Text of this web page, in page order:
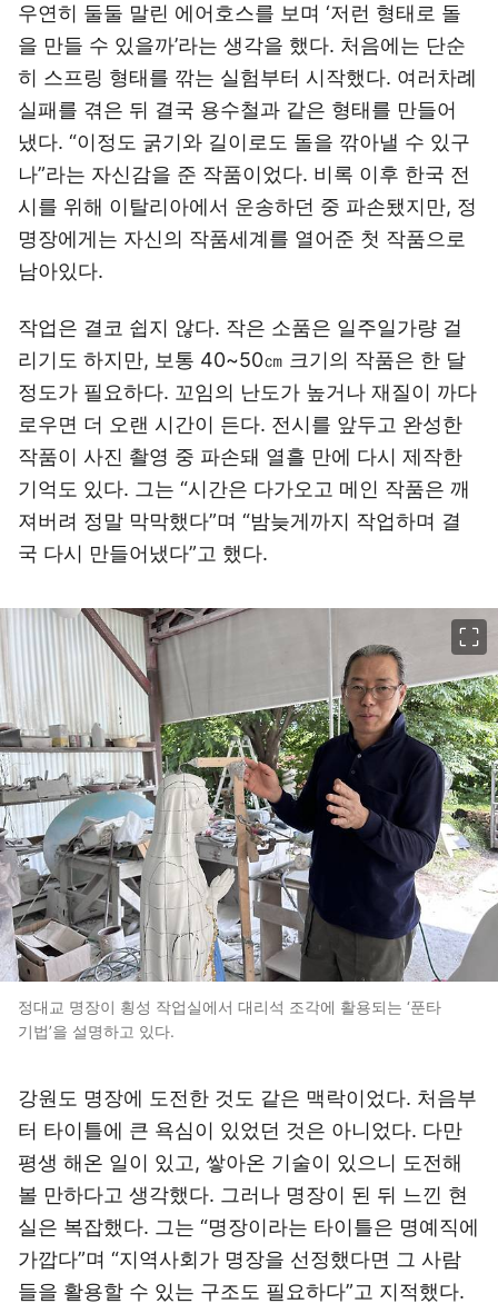
우연히 둘둘 말린 에어호스를 보며 ‘저런 형태로 돌
을 만들 수 있을까’라는 생각을 했다. 처음에는 단순
히 스프링 형태를 깎는 실험부터 시작했다. 여러차례
실패를 겪은 뒤 결국 용수철과 같은 형태를 만들어
냈다. “이정도 굵기와 길이로도 돌을 깎아낼 수 있구
나”라는 자신감을 준 작품이었다. 비록 이후 한국 전
시를 위해 이탈리아에서 운송하던 중 파손됐지만, 정
명장에게는 자신의 작품세계를 열어준 첫 작품으로
남아있다.
작업은 결코 쉽지 않다. 작은 소품은 일주일가량 걸
리기도 하지만, 보통 40~50㎝ 크기의 작품은 한 달
정도가 필요하다. 꼬임의 난도가 높거나 재질이 까다
로우면 더 오랜 시간이 든다. 전시를 앞두고 완성한
작품이 사진 촬영 중 파손돼 열흘 만에 다시 제작한
기억도 있다. 그는 “시간은 다가오고 메인 작품은 깨
져버려 정말 막막했다”며 “밤늦게까지 작업하며 결
국 다시 만들어냈다”고 했다.
정대교 명장이 횡성 작업실에서 대리석 조각에 활용되는 ‘푼타
기법’을 설명하고 있다.
강원도 명장에 도전한 것도 같은 맥락이었다. 처음부
터 타이틀에 큰 욕심이 있었던 것은 아니었다. 다만
평생 해온 일이 있고, 쌓아온 기술이 있으니 도전해
볼 만하다고 생각했다. 그러나 명장이 된 뒤 느낀 현
실은 복잡했다. 그는 “명장이라는 타이틀은 명예직에
가깝다”며 “지역사회가 명장을 선정했다면 그 사람
들을 활용할 수 있는 구조도 필요하다”고 지적했다.